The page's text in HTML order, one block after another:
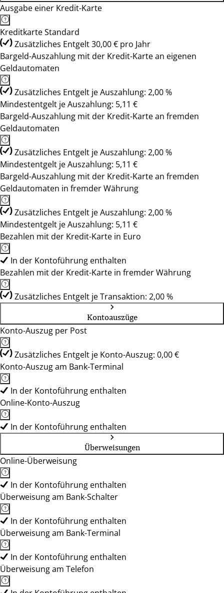
Ausgabe einer Kredit-Karte
Kreditkarte Standard
Zusätzliches Entgelt 30,00 € pro Jahr
Bargeld-Auszahlung mit der Kredit-Karte an eigenen
Geldautomaten
Zusätzliches Entgelt je Auszahlung: 2,00 %
Mindestentgelt je Auszahlung: 5,11 €
Bargeld-Auszahlung mit der Kredit-Karte an fremden
Geldautomaten
Zusätzliches Entgelt je Auszahlung: 2,00 %
Mindestentgelt je Auszahlung: 5,11 €
Bargeld-Auszahlung mit der Kredit-Karte an fremden
Geldautomaten in fremder Währung
Zusätzliches Entgelt je Auszahlung: 2,00 %
Mindestentgelt je Auszahlung: 5,11 €
Bezahlen mit der Kredit-Karte in Euro
In der Kontoführung enthalten
Bezahlen mit der Kredit-Karte in fremder Währung
Zusätzliches Entgelt je Transaktion: 2,00 %
Kontoauszüge
Konto-Auszug per Post
Zusätzliches Entgelt je Konto-Auszug: 0,00 €
Konto-Auszug am Bank-Terminal
In der Kontoführung enthalten
Online-Konto-Auszug
In der Kontoführung enthalten
Überweisungen
Online-Überweisung
In der Kontoführung enthalten
Überweisung am Bank-Schalter
In der Kontoführung enthalten
Überweisung am Bank-Terminal
In der Kontoführung enthalten
Überweisung am Telefon